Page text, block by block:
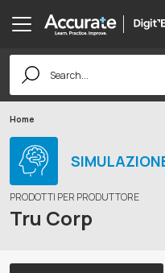
Search
for:
Home
PRODOTTI PER PRODUTTORE
Tru Corp